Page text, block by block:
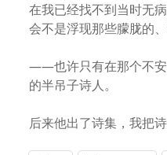
在我已经找不到当时无
会不是浮现那些朦胧的、
——也许只有在那个不
的半吊子诗人。
后来他出了诗集，我把